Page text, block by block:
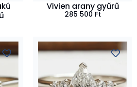
Vivien arany gyűrű
285 500 Ft